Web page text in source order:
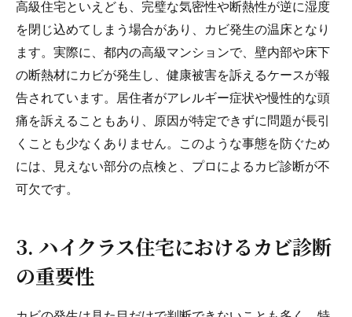
高級住宅といえども、完璧な気密性や断熱性が逆に湿度
を閉じ込めてしまう場合があり、カビ発生の温床となり
ます。実際に、都内の高級マンションで、壁内部や床下
の断熱材にカビが発生し、健康被害を訴えるケースが報
告されています。居住者がアレルギー症状や慢性的な頭
痛を訴えることもあり、原因が特定できずに問題が長引
くことも少なくありません。このような事態を防ぐため
には、見えない部分の点検と、プロによるカビ診断が不
可欠です。
3. ハイクラス住宅におけるカビ診断
の重要性